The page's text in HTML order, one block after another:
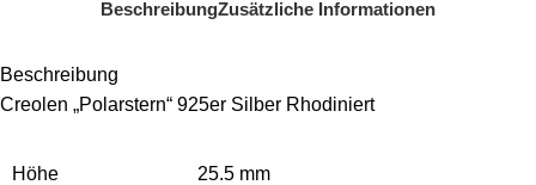
BeschreibungZusätzliche Informationen
Beschreibung
Creolen „Polarstern“ 925er Silber Rhodiniert
Höhe 25.5 mm